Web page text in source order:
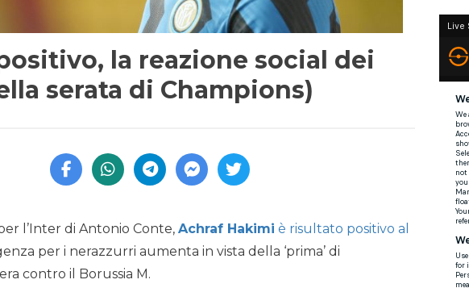
la reazione social dei
serata di Champions)
l’Inter di Antonio Conte, Achraf Hakimi è risultato positivo al
per i nerazzurri aumenta in vista della ‘prima’ di
contro il Borussia M.